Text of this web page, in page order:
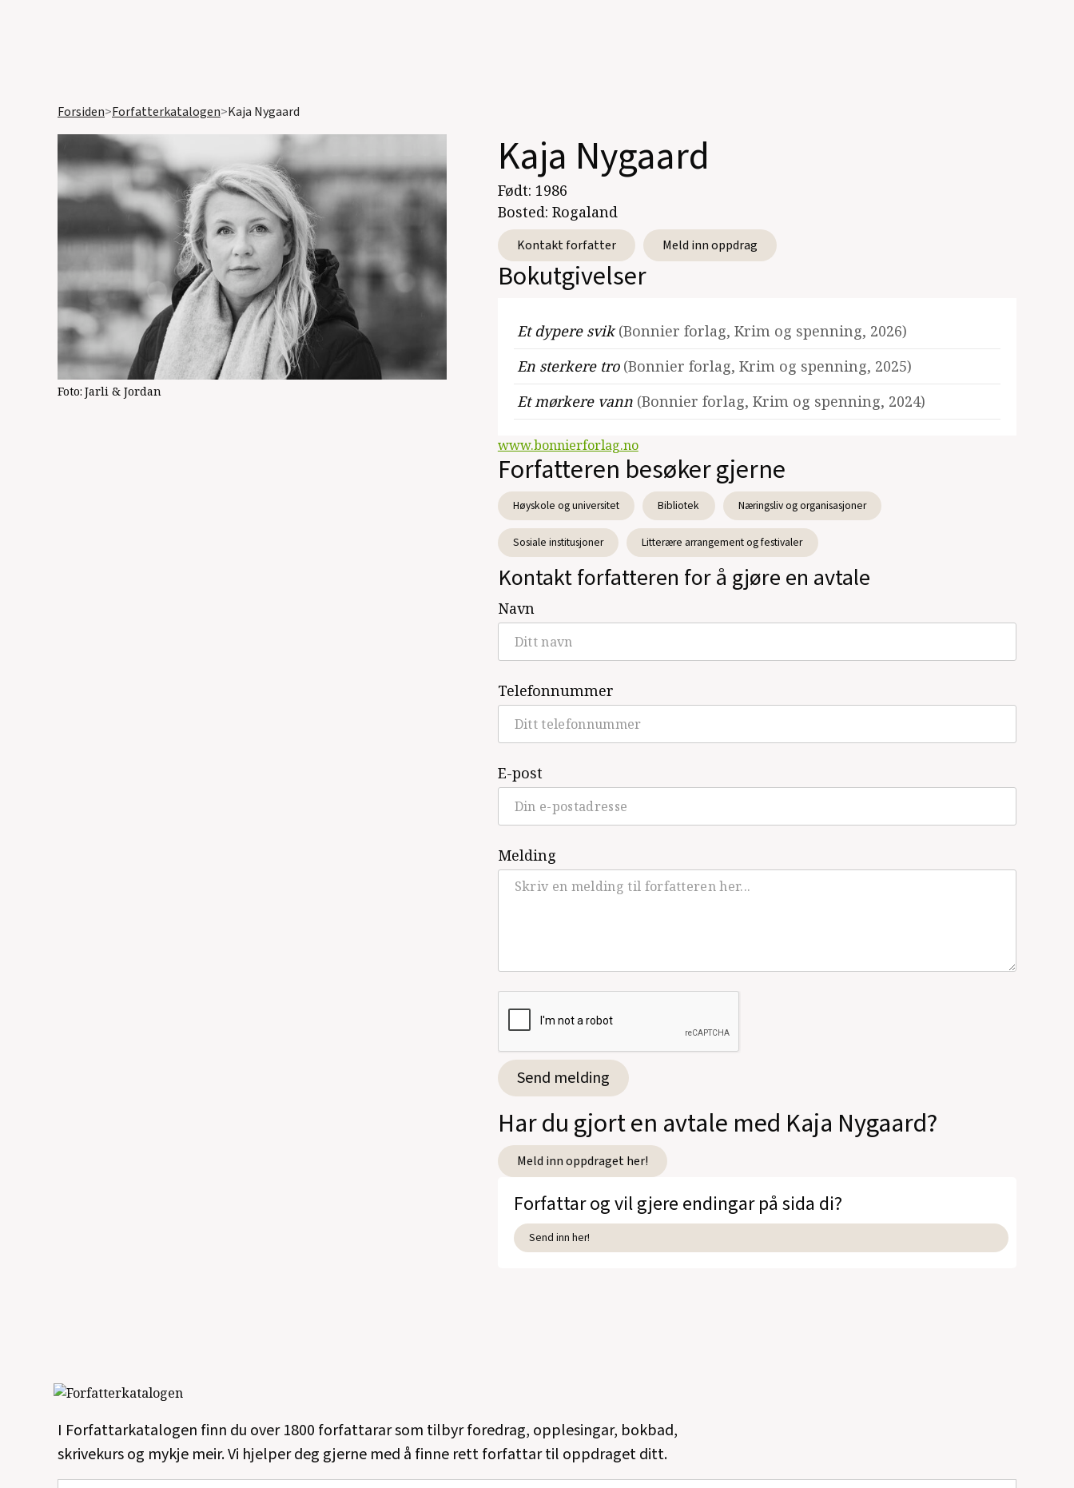
Forsiden>Forfatterkatalogen>Kaja Nygaard
Foto: Jarli & Jordan
Kaja Nygaard
Født: 1986
Bosted: Rogaland
Kontakt forfatter Meld inn oppdrag
Bokutgivelser
Et dypere svik(Bonnier forlag, Krim og spenning, 2026)
En sterkere tro (Bonnier forlag, Krim og spenning, 2025)
Et mørkere vann (Bonnier forlag, Krim og spenning, 2024)
www.bonnierforlag.no
Forfatteren besøker gjerne
Høyskole og universitet Bibliotek Næringsliv og organisasjoner
Sosiale institusjoner Litterære arrangement og festivaler
Kontakt forfatteren for å gjøre en avtale
Navn
Telefonnummer
E-post
Melding
Har du gjort en avtale med Kaja Nygaard?
Meld inn oppdraget her!
Forfattar og vil gjere endingar på sida di?
Send inn her!
I Forfattarkatalogen finn du over 1800 forfattarar som tilbyr foredrag, opplesingar, bokbad,
skrivekurs og mykje meir. Vi hjelper deg gjerne med å finne rett forfattar til oppdraget ditt.